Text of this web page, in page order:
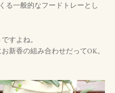
る一般的なフードトレーとし
すよね。
新香の組み合わせだってOK。